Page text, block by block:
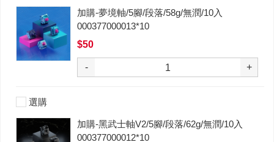
加購-夢境軸/5腳/段落/58g/無潤/10入
000377000013*10
$50
- +
選購
加購-黑武士軸V2/5腳/段落/62g/無潤/10入
000377000012*10